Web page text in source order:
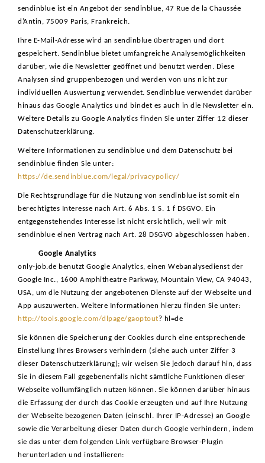
sendinblue ist ein Angebot der sendinblue, 47 Rue de la Chaussée
d’Antin, 75009 Paris, Frankreich.
Ihre E-Mail-Adresse wird an sendinblue übertragen und dort
gespeichert. Sendinblue bietet umfangreiche Analysemöglichkeiten
darüber, wie die Newsletter geöffnet und benutzt werden. Diese
Analysen sind gruppenbezogen und werden von uns nicht zur
individuellen Auswertung verwendet. Sendinblue verwendet darüber
hinaus das Google Analytics und bindet es auch in die Newsletter ein.
Weitere Details zu Google Analytics finden Sie unter Ziffer 12 dieser
Datenschutzerklärung.
Weitere Informationen zu sendinblue und dem Datenschutz bei
sendinblue finden Sie unter:
https://de.sendinblue.com/legal/privacypolicy/
Die Rechtsgrundlage für die Nutzung von sendinblue ist somit ein
berechtigtes Interesse nach Art. 6 Abs. 1 S. 1 f DSGVO. Ein
entgegenstehendes Interesse ist nicht ersichtlich, weil wir mit
sendinblue einen Vertrag nach Art. 28 DSGVO abgeschlossen haben.
Google Analytics
only-job.de benutzt Google Analytics, einen Webanalysedienst der
Google Inc., 1600 Amphitheatre Parkway, Mountain View, CA 94043,
USA, um die Nutzung der angebotenen Dienste auf der Webseite und
App auszuwerten. Weitere Informationen hierzu finden Sie unter:
http://tools.google.com/dlpage/gaoptout? hl=de
Sie können die Speicherung der Cookies durch eine entsprechende
Einstellung Ihres Browsers verhindern (siehe auch unter Ziffer 3
dieser Datenschutzerklärung); wir weisen Sie jedoch darauf hin, dass
Sie in diesem Fall gegebenenfalls nicht sämtliche Funktionen dieser
Webseite vollumfänglich nutzen können. Sie können darüber hinaus
die Erfassung der durch das Cookie erzeugten und auf Ihre Nutzung
der Webseite bezogenen Daten (einschl. Ihrer IP-Adresse) an Google
sowie die Verarbeitung dieser Daten durch Google verhindern, indem
sie das unter dem folgenden Link verfügbare Browser-Plugin
herunterladen und installieren: